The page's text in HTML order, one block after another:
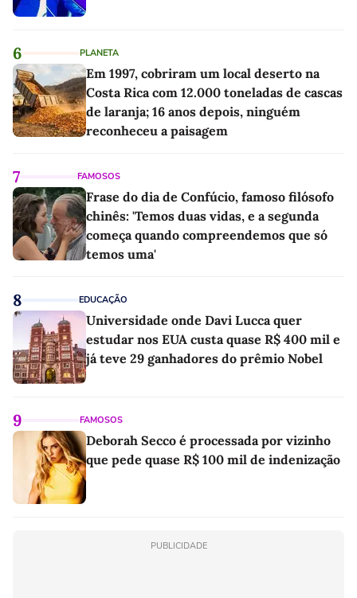
6 PLANETA
Em 1997, cobriram um local deserto na
Costa Rica com 12.000 toneladas de cascas
de laranja; 16 anos depois, ninguém
reconheceu a paisagem
7 FAMOSOS
Frase do dia de Confúcio, famoso filósofo
chinês: 'Temos duas vidas, e a segunda
começa quando compreendemos que só
temos uma'
8 EDUCAÇÃO
Universidade onde Davi Lucca quer
estudar nos EUA custa quase R$ 400 mil e
já teve 29 ganhadores do prêmio Nobel
9 FAMOSOS
Deborah Secco é processada por vizinho
que pede quase R$ 100 mil de indenização
PUBLICIDADE